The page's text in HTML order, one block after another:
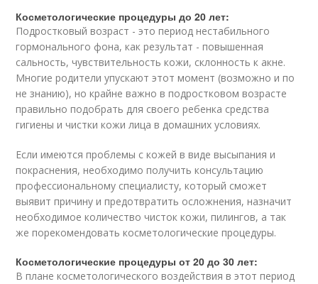
Косметологические процедуры до 20 лет:
Подростковый возраст - это период нестабильного
гормонального фона, как результат - повышенная
сальность, чувствительность кожи, склонность к акне.
Многие родители упускают этот момент (возможно и по
не знанию), но крайне важно в подростковом возрасте
правильно подобрать для своего ребенка средства
гигиены и чистки кожи лица в домашних условиях.
Если имеются проблемы с кожей в виде высыпания и
покраснения, необходимо получить консультацию
профессиональному специалисту, который сможет
выявит причину и предотвратить осложнения, назначит
необходимое количество чисток кожи, пилингов, а так
же порекомендовать косметологические процедуры.
Косметологические процедуры от 20 до 30 лет:
В плане косметологического воздействия в этот период